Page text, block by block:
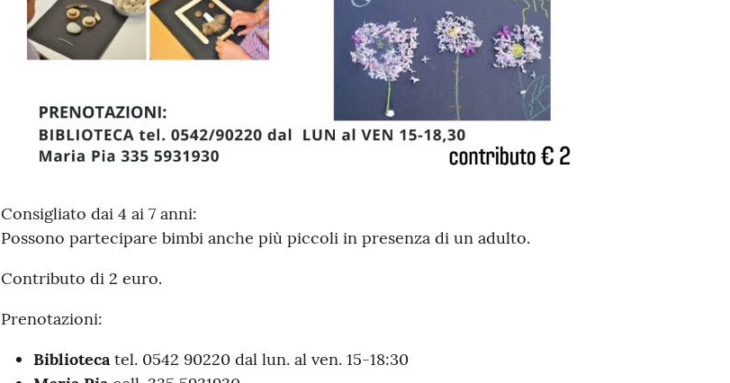
Consigliato dai 4 ai 7 anni:
Possono partecipare bimbi anche più piccoli in presenza di un adulto.
Contributo di 2 euro.
Prenotazioni:
Bibliotecatel. 0542 90220 dal lun. al ven. 15-18:30